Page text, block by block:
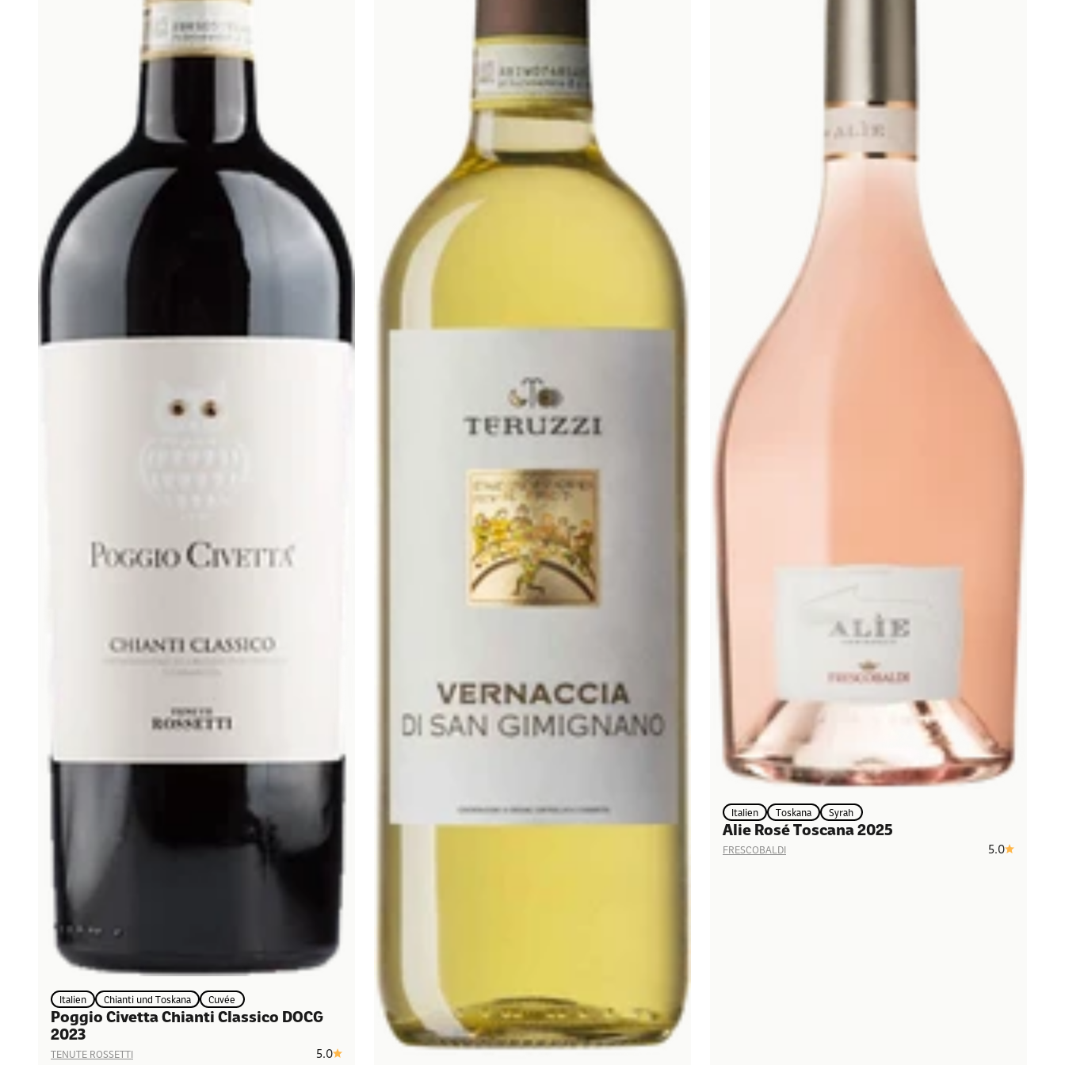
Italien Chianti und Toskana Cuvée
Poggio Civetta Chianti Classico DOCG
2023
TENUTE ROSSETTI 5.0
Italien Toskana Syrah
Alie Rosé Toscana 2025
FRESCOBALDI 5.0